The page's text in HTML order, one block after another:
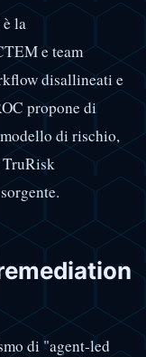
la
e team
disallineati e
propone di
di rischio,
di "agent-led